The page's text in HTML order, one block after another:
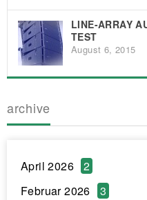
LINE-ARRAY
TEST
August 6, 2015
archive
April 2026
2
Februar 2026
3